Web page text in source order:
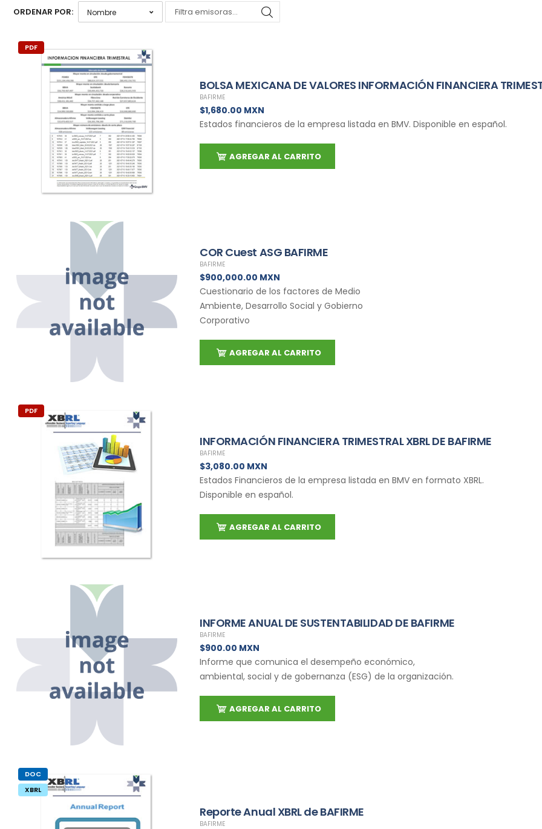
ORDENAR POR:
PDF
BOLSA MEXICANA DE VALORES INFORMACIÓN FINANCIERA
BAFIRME
$1,680.00 MXN
Estados financieros de la empresa listada en BMV. Disponible en español.
AGREGAR AL CARRITO
COR Cuest ASG BAFIRME
BAFIRME
$900,000.00 MXN
Cuestionario de los factores de Medio
Ambiente, Desarrollo Social y Gobierno
Corporativo
AGREGAR AL CARRITO
PDF
INFORMACIÓN FINANCIERA TRIMESTRAL XBRL DE BAFIRME
BAFIRME
$3,080.00 MXN
Estados Financieros de la empresa listada en BMV en formato XBRL.
Disponible en español.
AGREGAR AL CARRITO
INFORME ANUAL DE SUSTENTABILIDAD DE BAFIRME
BAFIRME
$900.00 MXN
Informe que comunica el desempeño económico,
ambiental, social y de gobernanza (ESG) de la organización.
AGREGAR AL CARRITO
DOC
XBRL
Reporte Anual XBRL de BAFIRME
BAFIRME